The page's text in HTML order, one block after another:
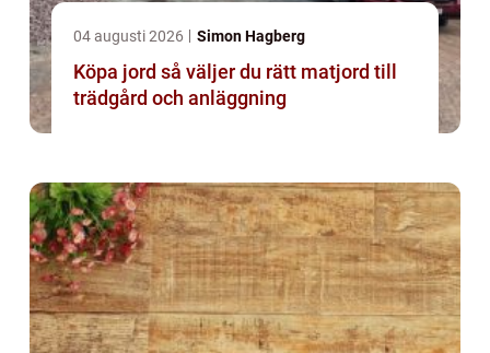
04 augusti 2026 Simon Hagberg
Köpa jord så väljer du rätt matjord till
trädgård och anläggning